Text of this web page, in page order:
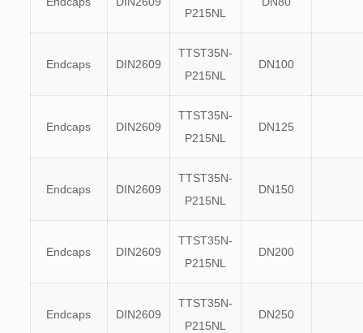
P215NL
Endcaps DIN2609
TTST35N-
P215NL
DN100
Endcaps DIN2609
TTST35N-
P215NL
DN125
Endcaps DIN2609
TTST35N-
P215NL
DN150
Endcaps DIN2609
TTST35N-
P215NL
DN200
Endcaps DIN2609
TTST35N-
P215NL
DN250